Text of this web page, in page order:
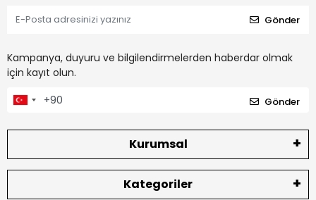
Gönder
Kampanya, duyuru ve bilgilendirmelerden haberdar olmak
için kayıt olun.
Gönder
Kurumsal
Kategoriler